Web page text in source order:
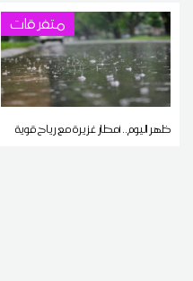
متفرقات
ظهر اليوم.. أمطار غزيرة مع رياح قوية